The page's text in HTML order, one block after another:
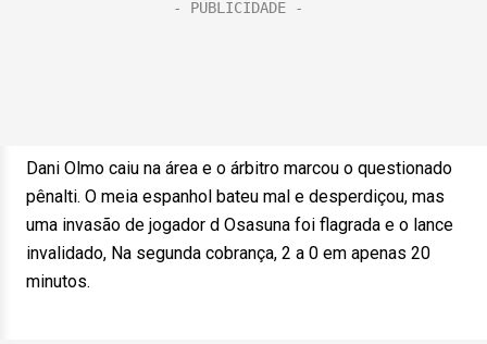
Dani Olmo caiu na área e o árbitro marcou o questionado
pênalti. O meia espanhol bateu mal e desperdiçou, mas
uma invasão de jogador d Osasuna foi flagrada e o lance
invalidado, Na segunda cobrança, 2 a 0 em apenas 20
minutos.